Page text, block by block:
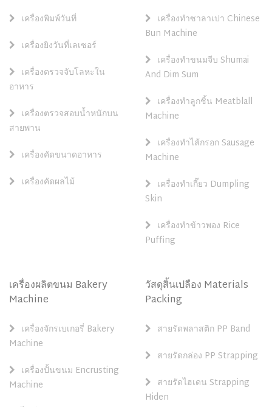
เครื่องพิมพ์วันที่
เครื่องยิงวันที่เลเซอร์
เครื่องตรวจจับโลหะใน
อาหาร
เครื่องตรวจสอบน้ำหนักบน
สายพาน
เครื่องคัดขนาดอาหาร
เครื่องคัดผลไม้
เครื่องทำซาลาเปา Chinese
Bun Machine
เครื่องทำขนมจีบ Shumai
And Dim Sum
เครื่องทำลูกชิ้น Meatblall
Machine
เครื่องทำไส้กรอก Sausage
Machine
เครื่องทำเกี๊ยว Dumpling
Skin
เครื่องทำข้าวพอง Rice
Puffing
เครื่องผลิตขนม Bakery
Machine
เครื่องจักรเบเกอรี่ Bakery
Machine
เครื่องปั้นขนม Encrusting
Machine
วัสดุสิ้นเปลือง Materials
Packing
สายรัดพลาสติก PP Band
สายรัดกล่อง PP Strapping
สายรัดไฮเดน Strapping
Hiden